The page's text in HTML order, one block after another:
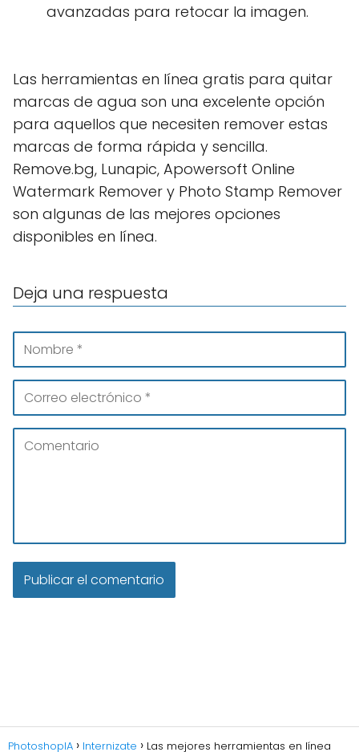
avanzadas para retocar la imagen.
Las herramientas en línea gratis para quitar
marcas de agua son una excelente opción
para aquellos que necesiten remover estas
marcas de forma rápida y sencilla.
Remove.bg, Lunapic, Apowersoft Online
Watermark Remover y Photo Stamp Remover
son algunas de las mejores opciones
disponibles en línea.
Deja una respuesta
PhotoshopIA Internizate Las mejores herramientas en línea